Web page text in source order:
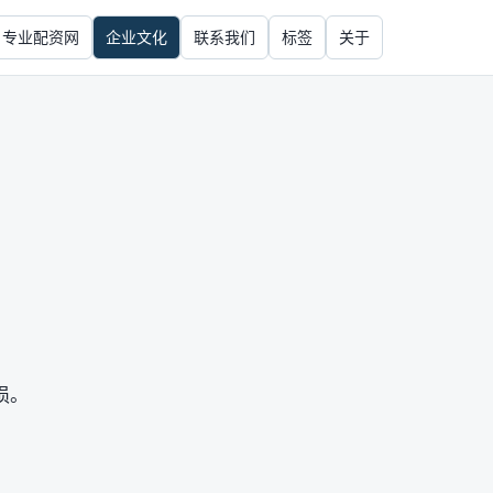
专业配资网 企业文化 联系我们 标签 关于